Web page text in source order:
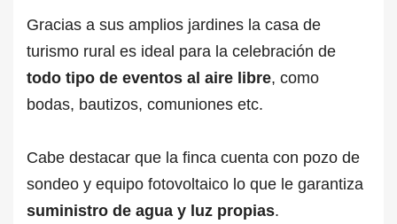
Gracias a sus amplios jardines la casa de
turismo rural es ideal para la celebración de
todo tipo de eventos al aire libre, como
bodas, bautizos, comuniones etc.
Cabe destacar que la finca cuenta con pozo de
sondeo y equipo fotovoltaico lo que le garantiza
suministro de agua y luz propias.